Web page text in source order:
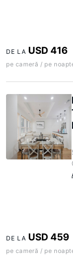
DE LA USD 416
pe cameră / pe
DE LA USD 459
pe cameră / pe